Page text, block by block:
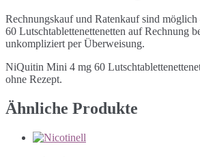
Rechnungskauf und Ratenkauf sind
60 Lutschtablettenettenetten auf Rechnung
unkompliziert per Überweisung.
NiQuitin Mini 4 mg 60
ohne Rezept.
Ähnliche Produkte